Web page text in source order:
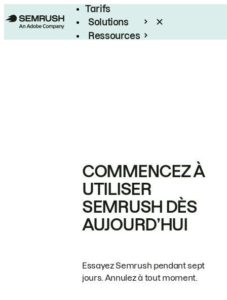
Tarifs
Solutions
Ressources
COMMENCEZ À
UTILISER
SEMRUSH DÈS
AUJOURD’HUI
Essayez Semrush pendant sept
jours. Annulez à tout moment.